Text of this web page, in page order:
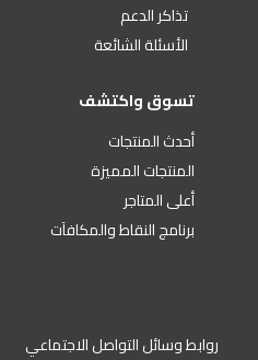
تذاكر الدعم
الأسئلة الشائعة
تسوق واكتشف
أحدث المنتجات
المنتجات المميزة
أعلى المتاجر
برنامج النقاط والمكافآت
روابط وسائل التواصل الاجتماعي